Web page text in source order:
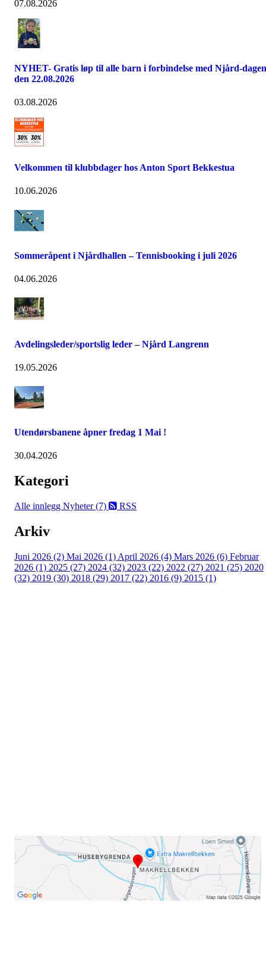
07.08.2026
NYHET- Gratis løp til alle barn i forbindelse med Njård-dagen
den 22.08.2026
03.08.2026
Velkommen til klubbdager hos Anton Sport Bekkestua
10.06.2026
Sommeråpent i Njårdhallen – Tennisbooking i juli 2026
04.06.2026
Avdelingsleder/sportslig leder – Njård Langrenn
19.05.2026
Utendørsbanene åpner fredag 1 Mai !
30.04.2026
Kategori
Alle innlegg Nyheter (7) RSS
Arkiv
Juni 2026 (2) Mai 2026 (1) April 2026 (4) Mars 2026 (6) Februar
2026 (1) 2025 (27) 2024 (32) 2023 (22) 2022 (27) 2021 (25) 2020
(32) 2019 (30) 2018 (29) 2017 (22) 2016 (9) 2015 (1)